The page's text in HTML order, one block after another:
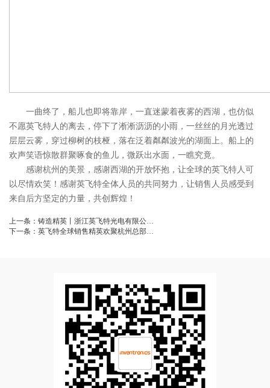
一曲终了，船儿也即将靠岸，一直迷蒙着夜雾的西湖，也仿似
不愿英飞特人的离去，停下了淅淅沥沥的小雨，一丝丝的月光透过
层层云雾，穿过柳树的枝桠，落在泛着粼粼波光的湖面上。船上的
欢声笑语惊散群聚啄食的鱼儿，微跃出水面，一瞧究竟。
感谢杭州的美景，感谢西湖的开放怀抱，让全球的英飞特人可
以尽情欢笑！感谢英飞特全体人员的共同努力，让销售人员感受到
来自后方坚定的力量，共创辉煌！
上一条： 铸造精英丨浙江英飞特光电有限公…
下一条： 英飞特全球销售精英欢聚杭州总部…